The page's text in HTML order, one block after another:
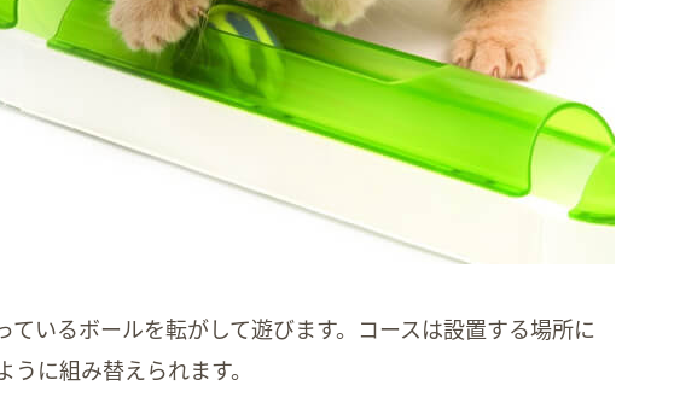
ているボールを転がして遊びます。コースは設置する場所に
に組み替えられます。